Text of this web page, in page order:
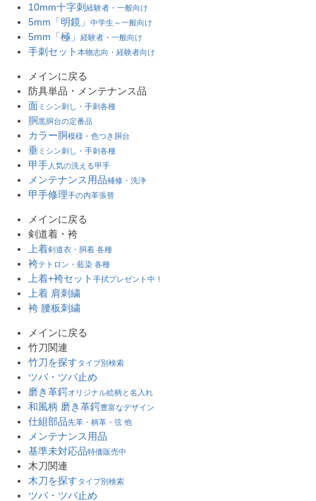
10mm十字刺 経験者・一般向け
5mm「明鏡」 中学生～一般向け
5mm「極」 経験者・一般向け
手刺セット 本物志向・経験者向け
メインに戻る
防具単品・メンテナンス品
面 ミシン刺し・手刺各種
胴黒胴台の定番品
カラー胴模様・色つき胴台
垂 ミシン刺し・手刺各種
甲手 人気の洗える甲手
メンテナンス用品補修・洗浄
甲手修理手の内革張替
メインに戻る
剣道着・袴
上着剣道衣・胴着 各種
袴テトロン・藍染 各種
上着+袴セット 手拭プレゼント中！
上着 肩刺繍
袴 腰板刺繍
メインに戻る
竹刀関連
竹刀を探すタイプ別検索
ツバ・ツバ止め
磨き革鍔オリジナル絵柄と名入れ
和風柄 磨き革鍔豊富なデザイン
仕組部品先革・柄革・弦 他
メンテナンス用品
基準未対応品特価販売中
木刀関連
木刀を探すタイプ別検索
ツバ・ツバ止め